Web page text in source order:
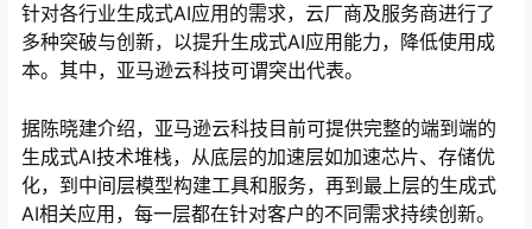
针对各行业生成式AI应用的需求，云厂商及服务商进行了
多种突破与创新，以提升生成式AI应用能力，降低使用成
本。其中，亚马逊云科技可谓突出代表。
据陈晓建介绍，亚马逊云科技目前可提供完整的端到端的
生成式AI技术堆栈，从底层的加速层如加速芯片、存储优
化，到中间层模型构建工具和服务，再到最上层的生成式
AI相关应用，每一层都在针对客户的不同需求持续创新。